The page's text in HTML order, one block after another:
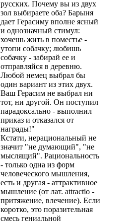
русских. Почему вы из двух
зол выбираете оба? Барыня
дает Герасиму вполне ясный
и однозначный стимул:
хочешь жить в поместье -
утопи собачку; любишь
собачку - забирай ее и
отправляйся в деревню.
Любой немец выбрал бы
один вариант из этих двух.
Ваш Герасим не выбрал ни
тот, ни другой. Он поступил
парадоксально - выполнил
приказ и отказался от
награды!"
Кстати, нерациональный не
значит "не думающий", "не
мыслящий". Рациональность
- только одна из форм
человеческого мышления,
есть и другая - аттрактивное
мышление (от лат. attractio -
притяжение, влечение). Если
коротко, это поразительная
смесь гениальной